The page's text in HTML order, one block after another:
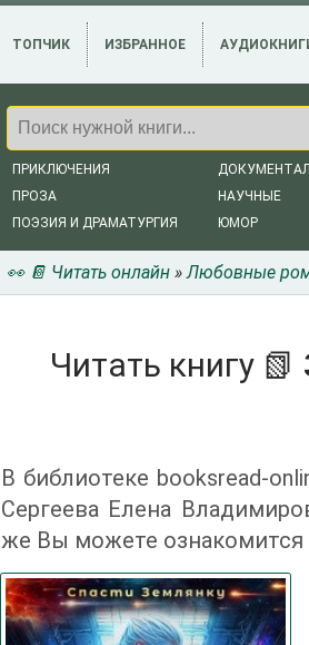
ТОПЧИК ИЗБРАННОЕ
ПРИКЛЮЧЕНИЯ
ПРОЗА
ПОЭЗИЯ И ДРАМАТУРГИЯ
НАУЧНЫЕ
ЮМОР
👀 📔 Читать онлайн »Любовные
Читать книгу 📗
В библиотеке booksread-
Сергеева Елена
же Вы можете ознакомится